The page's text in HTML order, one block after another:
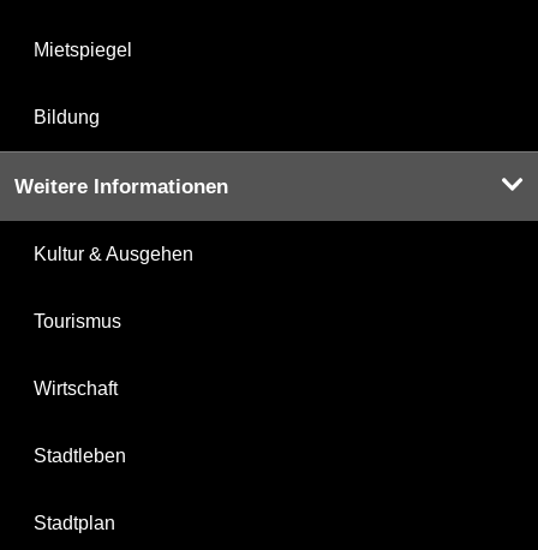
Mietspiegel
Bildung
Weitere Informationen
Kultur & Ausgehen
Tourismus
Wirtschaft
Stadtleben
Stadtplan